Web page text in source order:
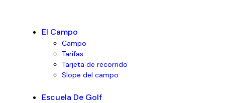
El Campo
Campo
Tarifas
Tarjeta de recorrido
Slope del campo
Escuela De Golf